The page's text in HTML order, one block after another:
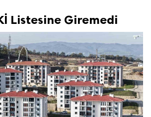
Listesine Giremedi